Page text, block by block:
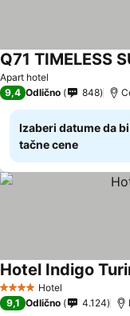
Apart hotel
Q71 TIMELESS
9,4 Odlično 848
Izaberi datume da
tačne cene
4 ZvezdiceHotel
Hotel Indigo
9,1 Odlično 4.124